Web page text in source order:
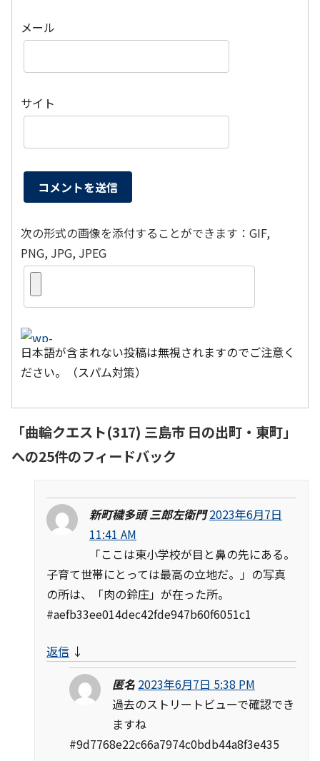
メール
サイト
次の形式の画像を添付することができます：GIF,
PNG, JPG, JPEG
日本語が含まれない投稿は無視されますのでご注意く
ださい。（スパム対策）
「曲輪クエスト(317) 三島市 日の出町・東町」
への25件のフィードバック
新町穢多頭 三郎左衛門 2023年6月7日
11:41 AM
「ここは東小学校が目と鼻の先にある。
子育て世帯にとっては最高の立地だ。」の写真
の所は、「肉の鈴庄」が在った所。
#aefb33ee014dec42fde947b60f6051c1
返信 ↓
匿名 2023年6月7日 5:38 PM
過去のストリートビューで確認でき
ますね
#9d7768e22c66a7974c0bdb44a8f3e435